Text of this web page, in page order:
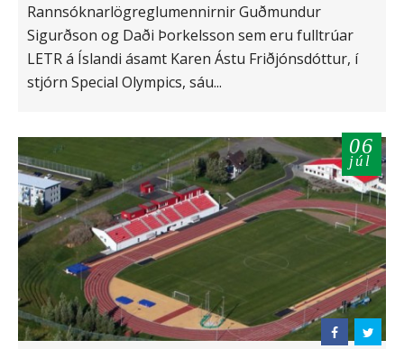
Rannsóknarlögreglumennirnir Guðmundur
Sigurðson og Daði Þorkelsson sem eru fulltrúar
LETR á Íslandi ásamt Karen Ástu Friðjónsdóttur, í
stjórn Special Olympics, sáu...
06
júl